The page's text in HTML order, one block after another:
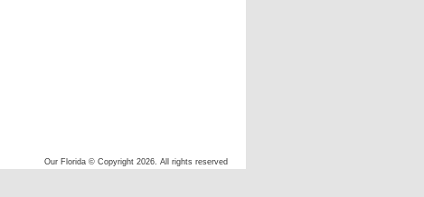
Our Florida © Copyright 2026. All rights reserved